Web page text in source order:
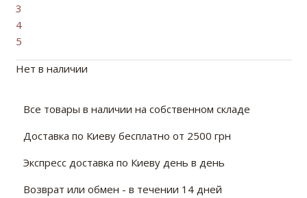
3
4
5
Нет в наличии
Все товары в наличии на собственном складе
Доставка по Киеву бесплатно от 2500 грн
Экспресс доставка по Киеву день в день
Возврат или обмен - в течении 14 дней